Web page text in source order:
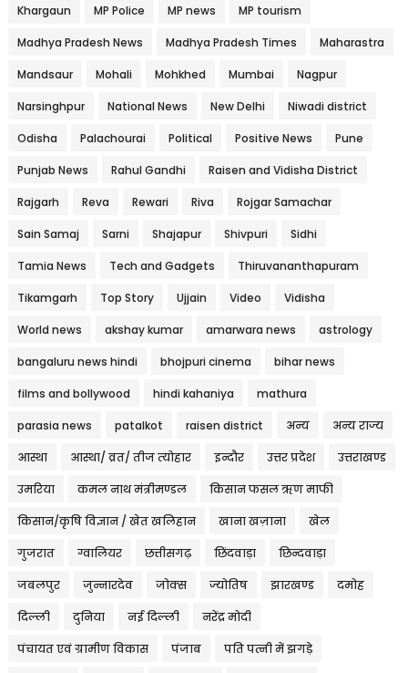
Khargaun MP Police MP news MP tourism
Madhya Pradesh News Madhya Pradesh Times Maharastra
Mandsaur Mohali Mohkhed Mumbai Nagpur
Narsinghpur National News New Delhi Niwadi district
Odisha Palachourai Political Positive News Pune
Punjab News Rahul Gandhi Raisen and Vidisha District
Rajgarh Reva Rewari Riva Rojgar Samachar
Sain Samaj Sarni Shajapur Shivpuri Sidhi
Tamia News Tech and Gadgets Thiruvananthapuram
Tikamgarh Top Story Ujjain Video Vidisha
World news akshay kumar amarwara news astrology
bangaluru news hindi bhojpuri cinema bihar news
films and bollywood hindi kahaniya mathura
parasia news patalkot raisen district अन्य अन्य राज्य
आस्था आस्था/ व्रत/ तीज त्‍योहार इन्दौर उत्तर प्रदेश उत्तराखण्ड
उमरिया कमल नाथ मंत्रीमण्डल किसान फसल ऋण माफी
किसान/कृषि विज्ञान / खेत खलिहान खाना खज़ाना खेल
गुजरात ग्वालियर छत्तीसगढ़ छिंदवाड़ा छिन्दवाड़ा
जबलपुर जुन्नारदेव जोक्स ज्योतिष झारखण्ड दमोह
दिल्ली दुनिया नई दिल्ली नरेंद्र मोदी
पंचायत एवं ग्रामीण विकास पंजाब पति पत्नी में झगड़े